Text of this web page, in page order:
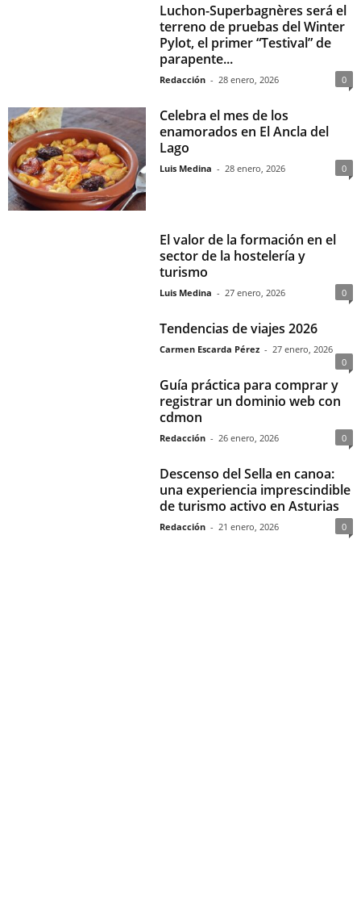
Luchon-Superbagnères será el
terreno de pruebas del Winter
Pylot, el primer “Testival” de
parapente...
Redacción - 28 enero, 2026 0
Celebra el mes de los
enamorados en El Ancla del
Lago
Luis Medina - 28 enero, 2026 0
El valor de la formación en el
sector de la hostelería y
turismo
Luis Medina - 27 enero, 2026 0
Tendencias de viajes 2026
Carmen Escarda Pérez - 27 enero, 2026
0
Guía práctica para comprar y
registrar un dominio web con
cdmon
Redacción - 26 enero, 2026 0
Descenso del Sella en canoa:
una experiencia imprescindible
de turismo activo en Asturias
Redacción - 21 enero, 2026 0